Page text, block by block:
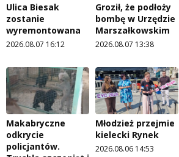
Ulica Biesak
zostanie
wyremontowana
2026.08.07 16:12
Groził, że podłoży
bombę w Urzędzie
Marszałkowskim
2026.08.07 13:38
Makabryczne
odkrycie
policjantów.
Młodzież przejmie
kielecki Rynek
2026.08.06 14:53